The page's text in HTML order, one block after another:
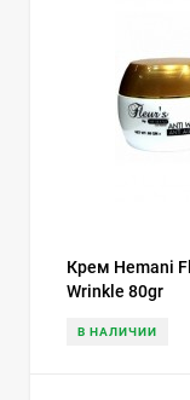
Крем Hemani
Wrinkle 80gr
В НАЛИЧИИ